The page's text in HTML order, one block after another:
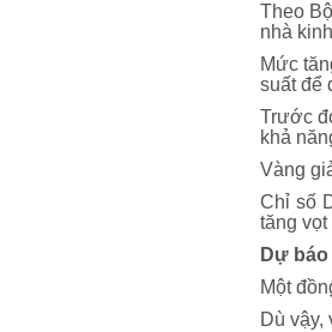
Theo
nhà
Mức
suất để
Trước
khả
Vàng
Chỉ số
tăng
Dự
Một
Dù vậy,